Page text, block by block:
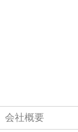
会社概要